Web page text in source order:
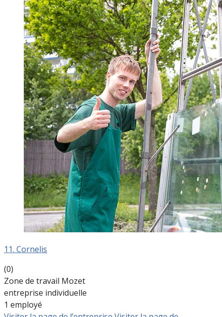
11. Cornelis
(0)
Zone de travail Mozet
entreprise individuelle
1 employé